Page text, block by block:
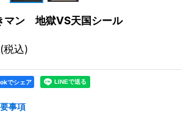
ン 地獄VS天国シール
(税込)
でシェア
事項